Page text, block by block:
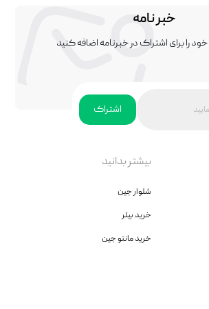
خبر نامه
را برای اشتراک در خبرنامه اضافه کنید
اشتراک
بیشتر بدانید
شلوار جین
خرید بیلر
خرید مانتو جین